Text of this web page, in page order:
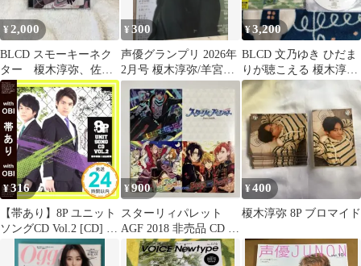
¥2,000
BLCD スモーキーネク
ター 榎木淳弥、佐藤
拓也
¥300
声優グランプリ 2026年
2月号 榎木淳弥/羊宮妃
那 ハガキなし/ポスター
あり
¥3,200
BLCD 文乃ゆき ひだま
りが聴こえる 榎木淳弥
古川慎 中島ヨシキ
¥316
【帯あり】8P ユニット
ソングCD Vol.2 [CD] 榎
木淳弥&益山武明_07
¥900
スターリィパレット
AGF 2018 非売品 CD 蒼
井翔太 増田俊樹 榎木淳
弥
¥400
榎木淳弥 8P ブロマイド